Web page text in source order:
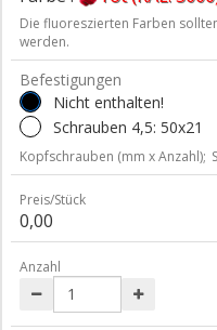
Die fluoreszierten Farben
werden.
Befestigungen
Nicht enthalten!
Schrauben 4,5: 50x21
Kopfschrauben (mm x Anzahl);
Preis/Stück
0,00
Anzahl